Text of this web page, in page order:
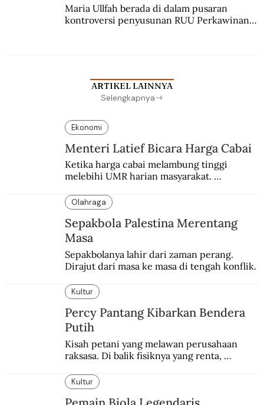
Maria Ullfah berada di dalam pusaran
kontroversi penyusunan RUU Perkawinan.
ARTIKEL LAINNYA
Selengkapnya
Ekonomi
Menteri Latief Bicara Harga Cabai
Ketika harga cabai melambung tinggi
melebihi UMR harian masyarakat.
Olahraga
Sepakbola Palestina Merentang
Masa
Sepakbolanya lahir dari zaman perang.
Dirajut dari masa ke masa di tengah konflik.
Kultur
Percy Pantang Kibarkan Bendera
Putih
Kisah petani yang melawan perusahaan
raksasa. Di balik fisiknya yang renta,
Kultur